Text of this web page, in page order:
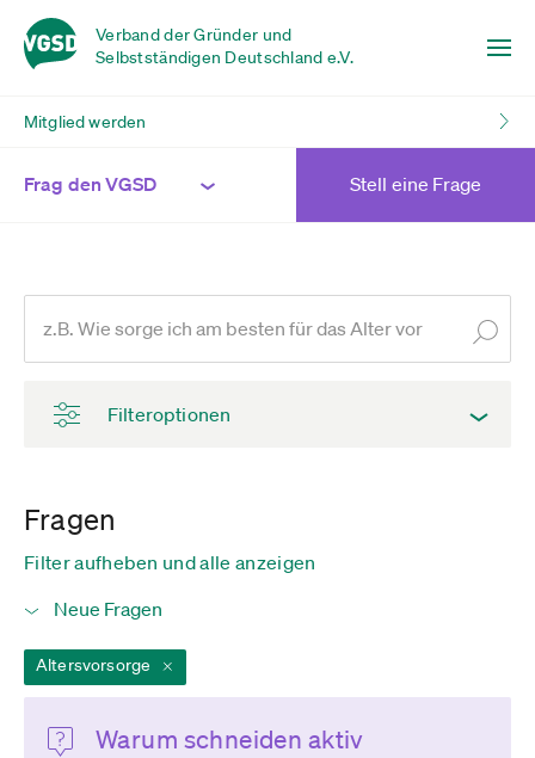
Verband der Gründer und
Selbstständigen Deutschland e.V.
Mitglied werden
Frag den VGSD Stell eine Frage
Filteroptionen
Fragen
Filter aufheben und alle anzeigen
Altersvorsorge
Warum schneiden aktiv